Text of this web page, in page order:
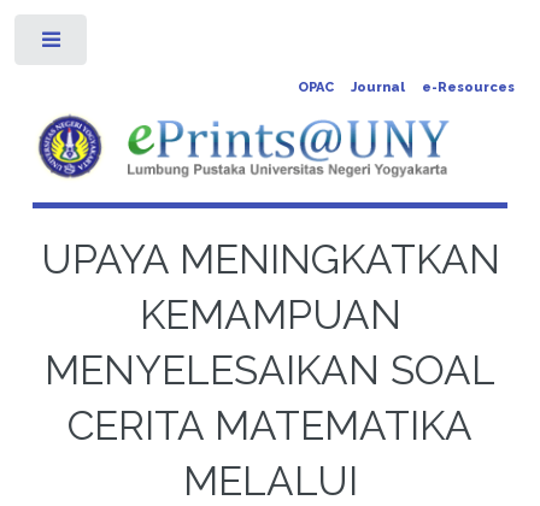
OPAC Journal e-Resources
UPAYA MENINGKATKAN
KEMAMPUAN
MENYELESAIKAN SOAL
CERITA MATEMATIKA
MELALUI